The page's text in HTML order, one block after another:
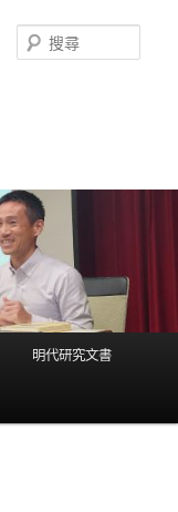
尋
明代研究文書